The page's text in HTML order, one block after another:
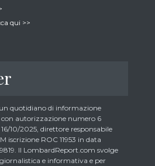
qui >>
quotidiano di informazione
autorizzazione numero 6
10/2025, direttore responsabile
iscrizione ROC 11953 in data
Il LombardReport.com svolge
e informativa e per